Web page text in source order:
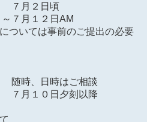
月２日頃
月１２日AM
いては事前のご提出の必要
日時はご相談
１０日夕刻以降